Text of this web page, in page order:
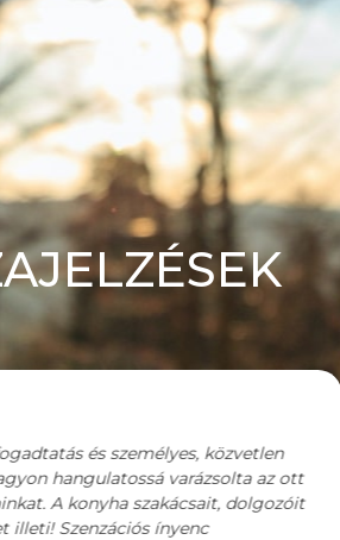
nagyon meg voltunk
a kedves fogadásért és szíves
A környéken sok szép
sokat kirándultunk, sokat fotóztunk.